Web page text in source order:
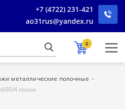
+7 (4722) 231-421
ao31rus@yandex.ru
0
металлические полочные
4 полки